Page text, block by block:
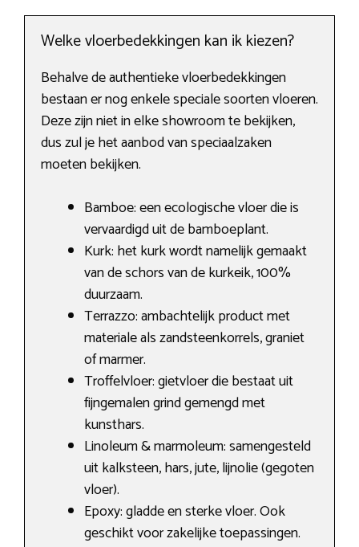
Welke vloerbedekkingen kan ik kiezen?
Behalve de authentieke vloerbedekkingen
bestaan er nog enkele speciale soorten vloeren.
Deze zijn niet in elke showroom te bekijken,
dus zul je het aanbod van speciaalzaken
moeten bekijken.
Bamboe: een ecologische vloer die is
vervaardigd uit de bamboeplant.
Kurk: het kurk wordt namelijk gemaakt
van de schors van de kurkeik, 100%
duurzaam.
Terrazzo: ambachtelijk product met
materiale als zandsteenkorrels, graniet
of marmer.
Troffelvloer: gietvloer die bestaat uit
fijngemalen grind gemengd met
kunsthars.
Linoleum & marmoleum: samengesteld
uit kalksteen, hars, jute, lijnolie (gegoten
vloer).
Epoxy: gladde en sterke vloer. Ook
geschikt voor zakelijke toepassingen.